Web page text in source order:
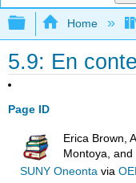
Expand/
Home
5.9: En
Page ID
Erica Brown,
Montoya, and
SUNY Oneontavia